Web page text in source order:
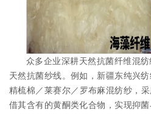
众多企业深耕天然抗菌纤维混
天然抗菌纱线。例如，新疆东纯兴
精梳棉／莱赛尔／罗布麻混纺纱，
借其含有的黄酮类化合物，实现抑